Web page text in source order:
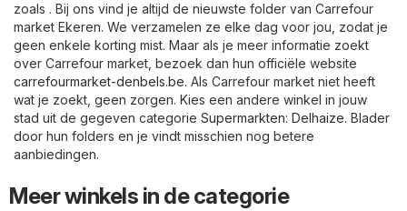
zoals . Bij ons vind je altijd de nieuwste folder van Carrefour
market Ekeren. We verzamelen ze elke dag voor jou, zodat je
geen enkele korting mist. Maar als je meer informatie zoekt
over Carrefour market, bezoek dan hun officiële website
carrefourmarket-denbels.be. Als Carrefour market niet heeft
wat je zoekt, geen zorgen. Kies een andere winkel in jouw
stad uit de gegeven categorie Supermarkten: Delhaize. Blader
door hun folders en je vindt misschien nog betere
aanbiedingen.
Meer winkels in de categorie